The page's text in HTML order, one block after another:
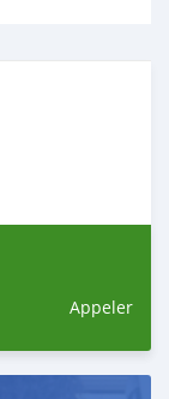
Appeler